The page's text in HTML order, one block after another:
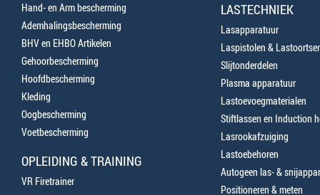
Hand- en Arm bescherming
Ademhalingsbescherming
BHV en EHBO Artikelen
Gehoorbescherming
Hoofdbescherming
Kleding
Oogbescherming
Voetbescherming
OPLEIDING & TRAINING
VR Firetrainer
LASTECHNIEK
Lasapparatuur
Laspistolen &
Slijtonderdelen
Plasma apparatuur
Lastoevoegmaterialen
Stiftlassen en Induction
Lasrookafzuiging
Lastoebehoren
Autogeen las- &
Positioneren & meten